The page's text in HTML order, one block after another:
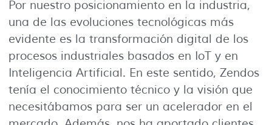
Por nuestro posicionamiento en la industria,
una de las evoluciones tecnológicas más
evidente es la transformación digital de los
procesos industriales basados en IoT y en
Inteligencia Artificial. En este sentido, Zendos
tenía el conocimiento técnico y la visión que
necesitábamos para ser un acelerador en el